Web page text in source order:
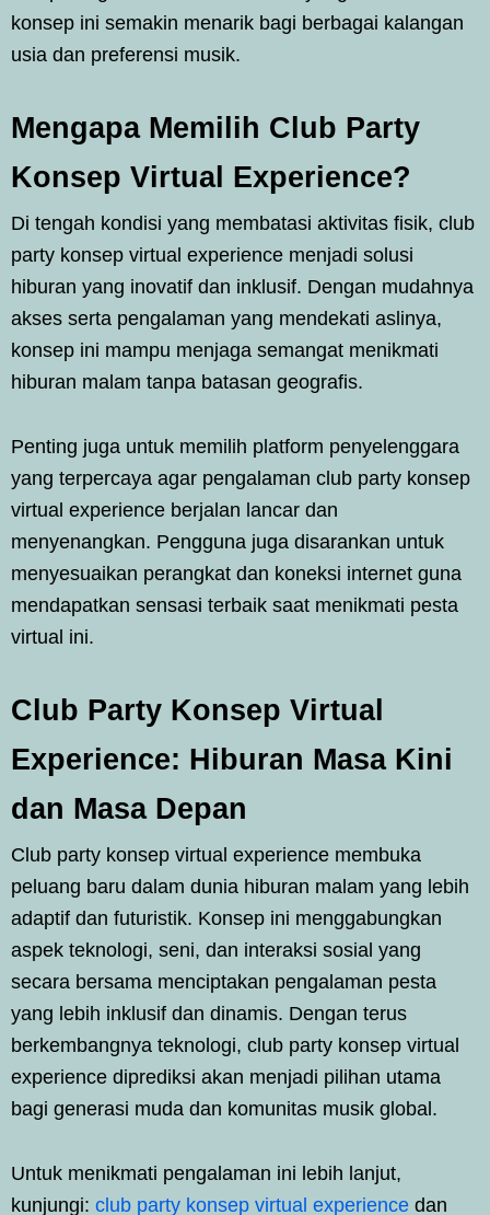
konsep ini semakin menarik bagi berbagai kalangan
usia dan preferensi musik.
Mengapa Memilih Club Party
Konsep Virtual Experience?
Di tengah kondisi yang membatasi aktivitas fisik, club
party konsep virtual experience menjadi solusi
hiburan yang inovatif dan inklusif. Dengan mudahnya
akses serta pengalaman yang mendekati aslinya,
konsep ini mampu menjaga semangat menikmati
hiburan malam tanpa batasan geografis.
Penting juga untuk memilih platform penyelenggara
yang terpercaya agar pengalaman club party konsep
virtual experience berjalan lancar dan
menyenangkan. Pengguna juga disarankan untuk
menyesuaikan perangkat dan koneksi internet guna
mendapatkan sensasi terbaik saat menikmati pesta
virtual ini.
Club Party Konsep Virtual
Experience: Hiburan Masa Kini
dan Masa Depan
Club party konsep virtual experience membuka
peluang baru dalam dunia hiburan malam yang lebih
adaptif dan futuristik. Konsep ini menggabungkan
aspek teknologi, seni, dan interaksi sosial yang
secara bersama menciptakan pengalaman pesta
yang lebih inklusif dan dinamis. Dengan terus
berkembangnya teknologi, club party konsep virtual
experience diprediksi akan menjadi pilihan utama
bagi generasi muda dan komunitas musik global.
Untuk menikmati pengalaman ini lebih lanjut,
kunjungi: club party konsep virtual experience dan